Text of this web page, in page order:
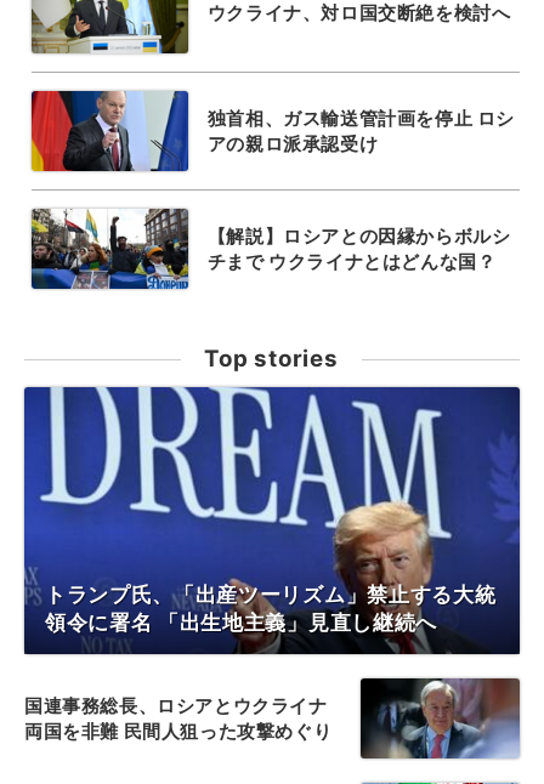
ウクライナ、対ロ国交断絶を検討へ
独首相、ガス輸送管計画を停止 ロシ
アの親ロ派承認受け
【解説】ロシアとの因縁からボルシ
チまで ウクライナとはどんな国？
Top stories
トランプ氏、「出産ツーリズム」禁止する大統
領令に署名 「出生地主義」見直し継続へ
国連事務総長、ロシアとウクライナ
両国を非難 民間人狙った攻撃めぐり